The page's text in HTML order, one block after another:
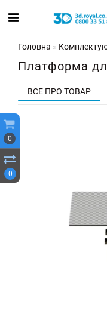
0
0
Головна
Платформа
ВСЕ ПРО ТОВАР